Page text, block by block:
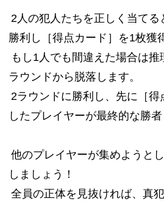
2人の犯人たちを正しく当てる
勝利し［得点カード］を1枚獲
もし1人でも間違えた場合は
ラウンドから脱落します。
2ラウンドに勝利し、先に［
したプレイヤーが最終的な勝者
他のプレイヤーが集めようと
しましょう！
全員の正体を見抜ければ、真